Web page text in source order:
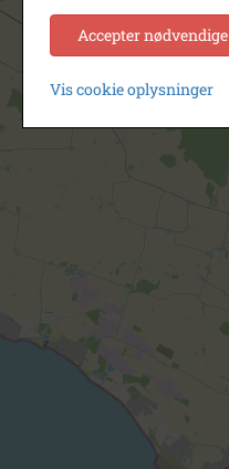
Accepter nødvendige
Vis cookie oplysninger